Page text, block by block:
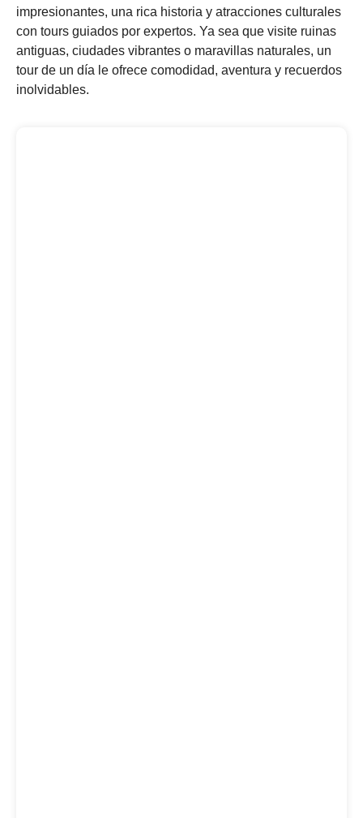
impresionantes, una rica historia y atracciones culturales
con tours guiados por expertos. Ya sea que visite ruinas
antiguas, ciudades vibrantes o maravillas naturales, un
tour de un día le ofrece comodidad, aventura y recuerdos
inolvidables.